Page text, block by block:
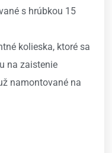
s hrúbkou 15
kolieska, ktoré sa
na zaistenie
namontované na